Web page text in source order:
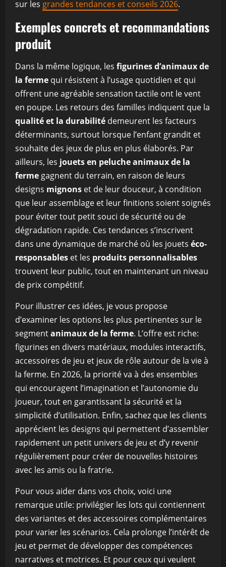
sur les grandes tendances et conseils 2026.
Exemples concrets et recommandations
produit
Dans la même logique, les figurines d’animaux de
la ferme qui résistent à l’usage quotidien et qui
offrent une agréable sensation tactile ont le vent
en poupe. Les retours des familles indiquent que la
qualité et la durabilité demeurent les facteurs
déterminants, surtout lorsque l’enfant grandit et
souhaite des jeux de plus en plus élaborés. Par
ailleurs, les jouets en peluche animaux de la
ferme gagnent du terrain, en raison de leurs
designs mignons et de leur douceur, à condition
que leur assemblage et leur finitions soient soignés
pour éviter tout petit souci de sécurité ou de
dégradation rapide. Ces tendances s’inscrivent
dans une dynamique de marché où les jouets éco-
responsables et les produits personnalisables
trouvent leur public, tout en maintenant un niveau
de prix compétitif.
Pour illustrer ces idées, je vous propose
d’examiner les options les plus pertinentes sur le
segmentanimaux de la ferme. L’offre est riche:
figurines en divers matériaux, modules interactifs,
accessoires de jeu et jeux de rôle autour de la vie à
la ferme. En 2026, la priorité va à des ensembles
qui encouragent l’imagination et l’autonomie du
joueur, tout en garantissant la sécurité et la
simplicité d’utilisation. Enfin, sachez que les clients
apprécient les designs qui permettent d’assembler
rapidement un petit univers de jeu et d’y revenir
régulièrement pour créer de nouvelles histoires
avec les amis ou la fratrie.
Pour vous aider dans vos choix, voici une
remarque utile: privilégier les lots qui contiennent
des variantes et des accessoires complémentaires
pour varier les scénarios. Cela prolonge l’intérêt de
jeu et permet de développer des compétences
narratives et motrices. Et pour ceux qui veulent